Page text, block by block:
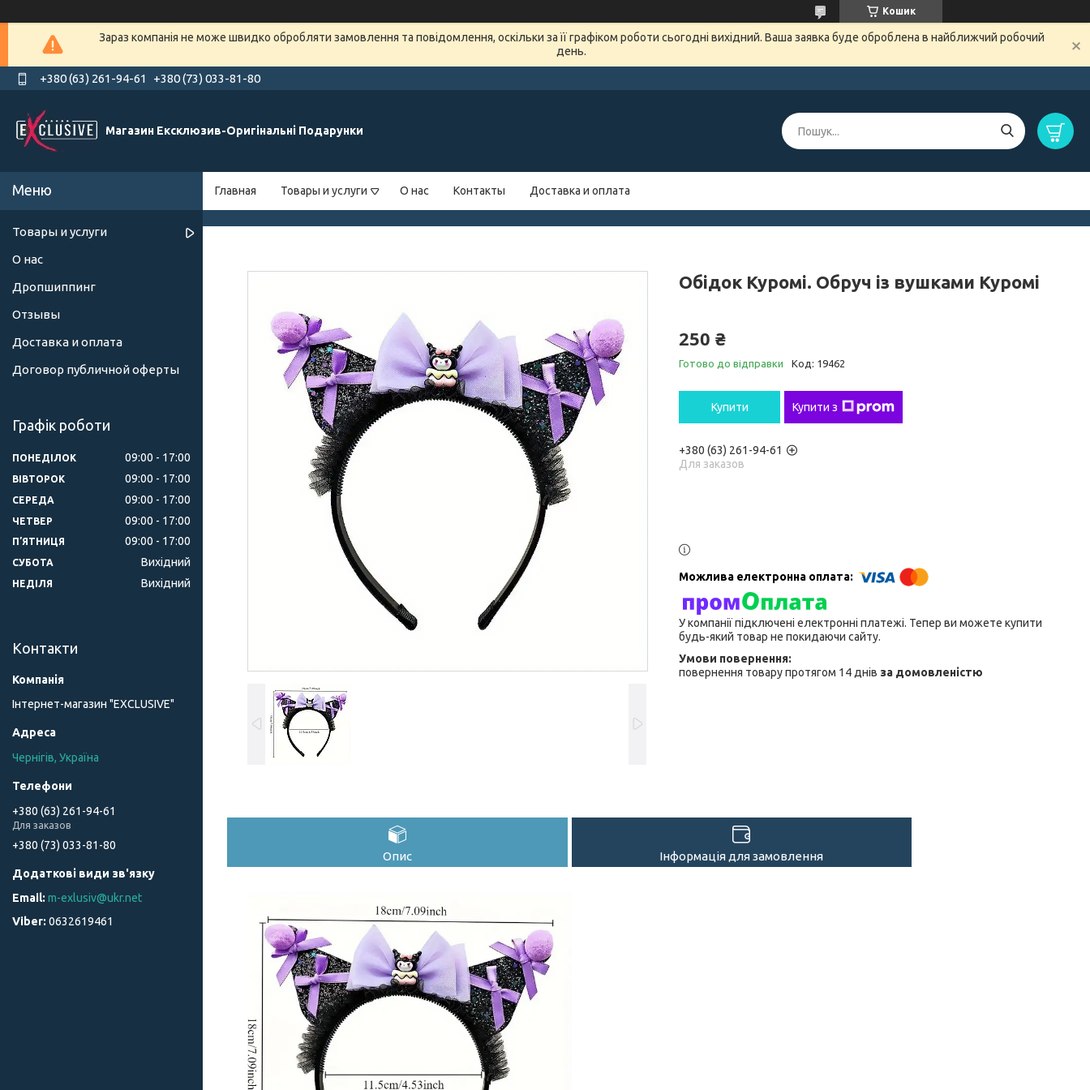
Кошик
Зараз компанія не може швидко обробляти замовлення та повідомлення, оскільки за її графіком роботи сьогодні вихідний. Ваша заявка буде оброблена в найближчий робочий
день.
+380 (63) 261-94-61 +380 (73) 033-81-80
Магазин Ексклюзив-Оригінальні Подарунки
Главная Товары и услуги О нас Контакты Доставка и оплата
Обідок Куромі. Обруч із вушками Куромі
250 ₴
Готово до відправки Код: 19462
Купити Купити з
+380 (63) 261-94-61
Для заказов
У компанії підключені електронні платежі. Тепер ви можете купити
будь-який товар не покидаючи сайту.
повернення товару протягом 14 днів за домовленістю
Опис Інформація для замовлення
Товары и услуги
О нас
Дропшиппинг
Отзывы
Доставка и оплата
Договор публичной оферты
Графік роботи
ПОНЕДІЛОК 09:00 17:00
ВІВТОРОК 09:00 17:00
СЕРЕДА 09:00 17:00
ЧЕТВЕР 09:00 17:00
ПʼЯТНИЦЯ 09:00 17:00
СУБОТА Вихідний
НЕДІЛЯ Вихідний
Контакти
Інтернет-магазин "ЕXCLUSIVE"
Чернігів, Україна
+380 (63) 261-94-61
Для заказов
+380 (73) 033-81-80
m-exlusiv@ukr.net
0632619461